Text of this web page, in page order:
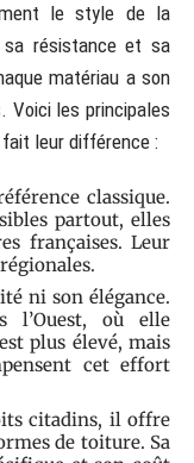
le style de la
résistance et sa
matériau a son
Voici les principales
leur différence :
classique.
partout, elles
françaises. Leur
ni son élégance.
l’Ouest, où elle
plus élevé, mais
cet effort
citadins, il offre
de toiture. Sa